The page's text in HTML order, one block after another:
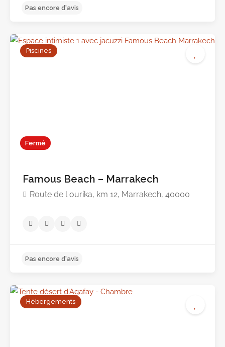
Pas encore d'avis
Pas encore d'avis
Fermé
Piscines
Famous Beach – Marrakech
Route de l ourika, km 12, Marrakech, 40000
Hébergements